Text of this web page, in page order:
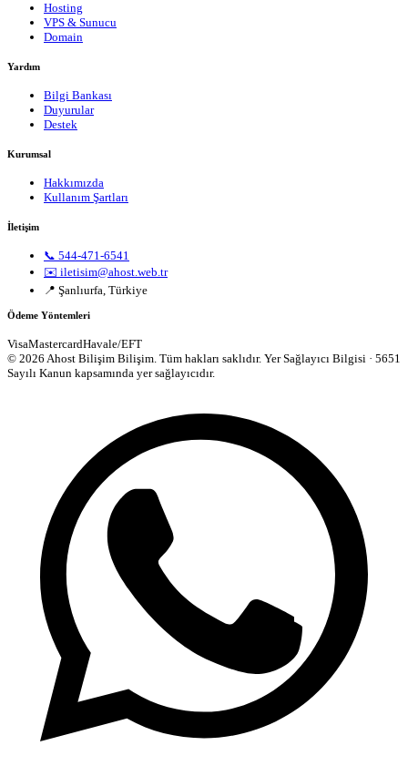
Hosting
VPS & Sunucu
Domain
Yardım
Bilgi Bankası
Duyurular
Destek
Kurumsal
Hakkımızda
Kullanım Şartları
İletişim
📞 544-471-6541
✉️ iletisim@ahost.web.tr
📍 Şanlıurfa, Türkiye
Ödeme Yöntemleri
VisaMastercardHavale/EFT
© 2026 Ahost Bilişim Bilişim. Tüm hakları saklıdır. Yer Sağlayıcı Bilgisi · 5651
Sayılı Kanun kapsamında yer sağlayıcıdır.